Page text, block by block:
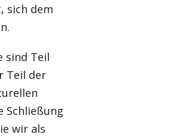
sich dem
sind Teil
Teil der
Schließung
wir als